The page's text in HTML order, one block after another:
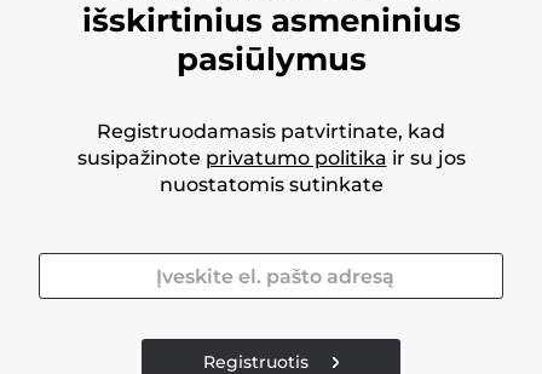
išskirtinius asmeninius
pasiūlymus
Registruodamasis patvirtinate, kad
susipažinote privatumo politika ir su jos
nuostatomis sutinkate
Registruotis